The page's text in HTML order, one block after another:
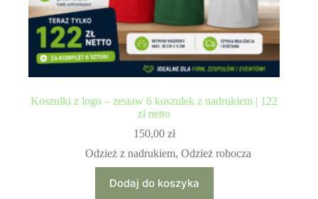
Koszulki z logo – zestaw 6 koszulek z nadrukiem | 122
zł netto
150,00 zł
Odzież z nadrukiem,Odzież robocza
Dodaj do koszyka